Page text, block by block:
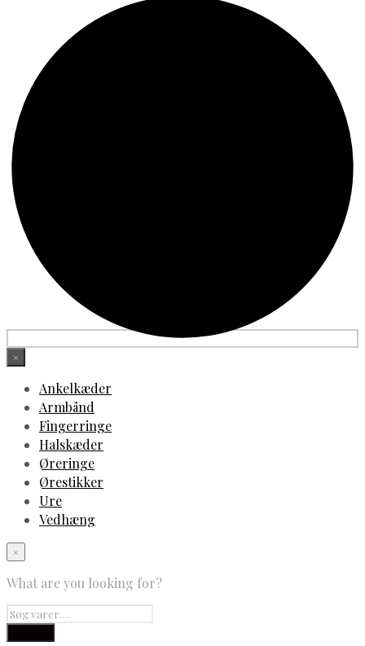
×
Ankelkæder
Armbånd
Fingerringe
Halskæder
Øreringe
Ørestikker
Ure
Vedhæng
×
What are you looking for?